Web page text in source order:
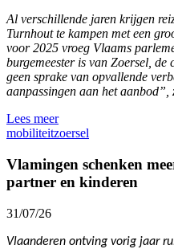
Al verschillende jaren krijgen
Turnhout te kampen met een
voor 2025 vroeg Vlaams
burgemeester is van Zoersel,
geen sprake van opvallende
aanpassingen aan het aanbod”,
Lees meer
mobiliteitzoersel
Vlamingen schenken
partner en kinderen
31/07/26
Vlaanderen ontving vorig jaar